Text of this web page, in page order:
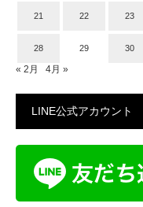
21 22 23
28 29 30
« 2月 4月 »
LINE公式アカウント